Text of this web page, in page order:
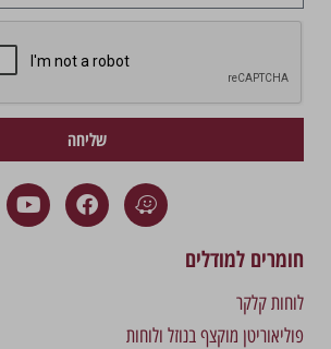
שליחה
חומרים למודלים
לוחות קלקר
פוליאוריטן מוקצף בנוזל ולוחות